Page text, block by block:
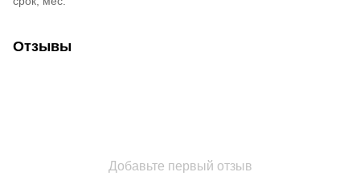
Отзывы
Добавьте первый отзыв